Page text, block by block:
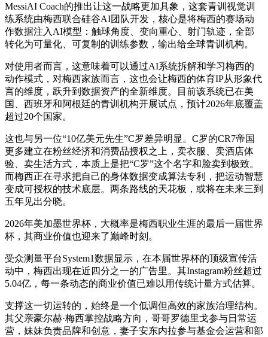
MessiAI Coach的推出让这一战略更加具象，这套青训视觉训
练系统由梅西联合硅谷AI团队开发，核心是将梅西的赛场动
作数据注入AI模型：触球角度、变向重心、射门轨迹，全部
转化为可量化、可复制的训练参数，输出给全球青训机构。
对使用者而言，这意味着可以通过AI系统拆解和学习梅西的
动作模式，对梅西家族而言，这也会让梅西的体育IP从形象代
言的维度，跃升到数据资产的全新维度。目前该系统已在美
国、西班牙和阿根廷的青训机构开展试点，预计2026年底覆盖
超过20个国家。
这也与另一位“10亿美元先生”C罗差异明显。C罗的CR7帝国
更多建立在粉丝经济和消费品授权之上，卖衣服、卖酒店体
验、卖生活方式，本质上是把“C罗”这个名字和脸卖到极致。
而梅西正在寻求把自己的身体数据变成算法专利，把运动智慧
变成可授权的技术底层。两条路线的天花板，或将在未来三到
五年见出分晓。
2026年美加墨世界杯，大概率是梅西职业生涯的最后一届世界
杯，其商业价值也迎来了巅峰时刻。
受众测量平台System1数据显示，在本届世界杯的顶级宣传活
动中，梅西出现在近四分之一的广告里。其Instagram粉丝超过
5.04亿，每一条动态的商业价值已难以用传统计量方式估算。
支撑这一切运转的，始终是一个低调但高效的家族治理结构。
其父亲豪尔赫·梅西掌控战略方向，哥哥罗德里戈参与日常运
营，妹妹负责品牌和创意，妻子安东内拉参与基金会运营和部